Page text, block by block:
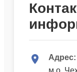
Адрес:
м.о.